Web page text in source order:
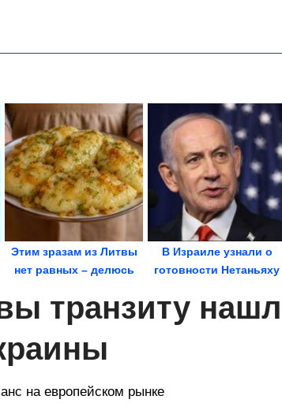
Этим зразам из Литвы
нет равных – делюсь
В Израиле узнали о
готовности Нетаньяху
транзиту
на европейском рынке